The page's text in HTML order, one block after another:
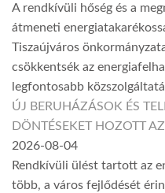
A rendkívüli hőség és a
átmeneti
Tiszaújváros
csökkentsék az
legfontosabb
ÚJ BERUHÁZÁSOK ÉS
DÖNTÉSEKET HOZOTT
2026-08-04
Rendkívüli ülést tartott az
több, a város fejlődését